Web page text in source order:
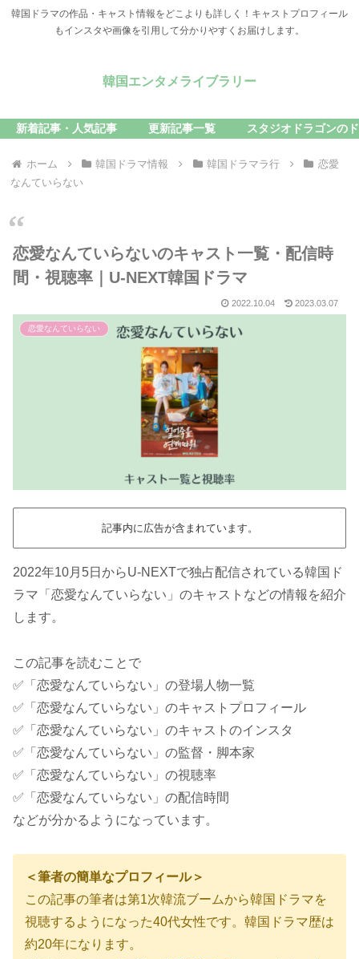
韓国ドラマの作品・キャスト情報をどこよりも詳しく！キャストプロフィール
もインスタや画像を引用して分かりやすくお届けします。
韓国エンタメライブラリー
新着記事・人気記事 更新記事一覧 スタジオドラゴンの
ホーム 韓国ドラマ情報 韓国ドラマラ行
恋愛
なんていらない
恋愛なんていらないのキャスト一覧・配信時
間・視聴率｜U-NEXT韓国ドラマ
2022.10.04 2023.03.07
恋愛なんていらない
記事内に広告が含まれています。
2022年10月5日からU-NEXTで独占配信されている韓国ド
ラマ「恋愛なんていらない」のキャストなどの情報を紹介
します。
この記事を読むことで
✅「恋愛なんていらない」の登場人物一覧
✅「恋愛なんていらない」のキャストプロフィール
✅「恋愛なんていらない」のキャストのインスタ
✅「恋愛なんていらない」の監督・脚本家
✅「恋愛なんていらない」の視聴率
✅「恋愛なんていらない」の配信時間
などが分かるようになっています。
＜筆者の簡単なプロフィール＞
この記事の筆者は第1次韓流ブームから韓国ドラマを
視聴するようになった40代女性です。韓国ドラマ歴は
約20年になります。